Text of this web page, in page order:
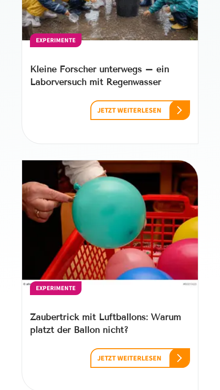
EXPERIMENTE
Kleine Forscher unterwegs – ein
Laborversuch mit Regenwasser
JETZT WEITERLESEN
EXPERIMENTE
Zaubertrick mit Luftballons: Warum
platzt der Ballon nicht?
JETZT WEITERLESEN